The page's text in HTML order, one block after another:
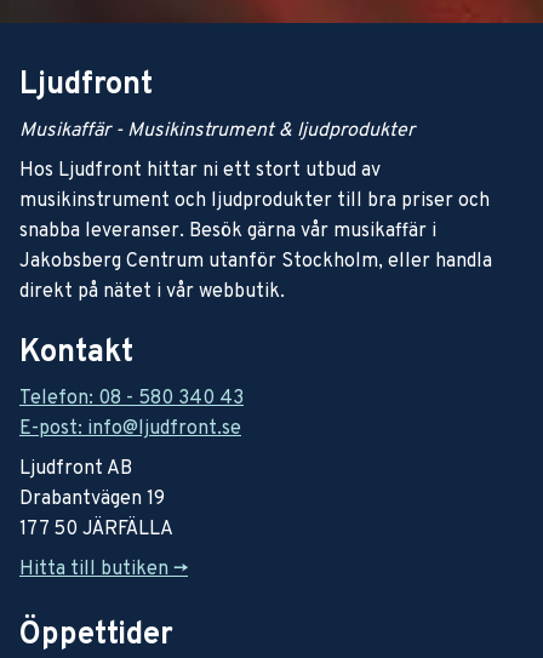
Ljudfront
Musikaffär - Musikinstrument & ljudprodukter
Hos Ljudfront hittar ni ett stort utbud av
musikinstrument och ljudprodukter till bra priser och
snabba leveranser. Besök gärna vår musikaffär i
Jakobsberg Centrum utanför Stockholm, eller handla
direkt på nätet i vår webbutik.
Kontakt
Telefon: 08 - 580 340 43
E-post: info@ljudfront.se
Ljudfront AB
Drabantvägen 19
177 50 JÄRFÄLLA
Hitta till butiken ->
Öppettider